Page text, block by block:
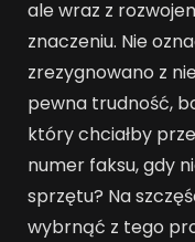
ale wraz z
znaczeniu. Nie
zrezygnowano z
pewna trudność,
który chciałby
numer faksu, gdy
sprzętu? Na
wybrnąć z tego